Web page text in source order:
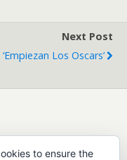
Next Post
‘Empiezan Los Oscars’
to ensure the